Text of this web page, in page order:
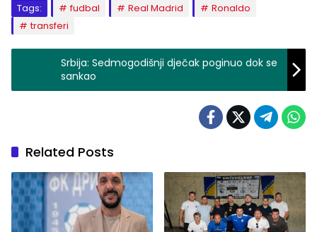
Tags: fudbal Real Madrid
Ronaldo
transferi
Srbija: Sedmogodišnji dječak poginuo dok se
sankao
Related Posts